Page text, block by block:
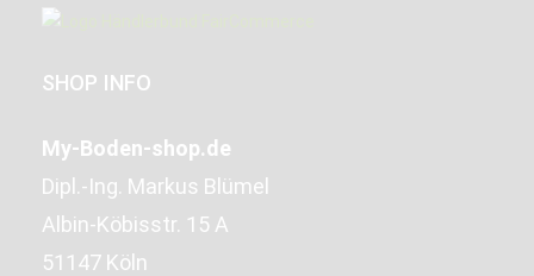
SHOP INFO
My-Boden-shop.de
Dipl.-Ing. Markus Blümel
Albin-Köbisstr. 15 A
51147 Köln